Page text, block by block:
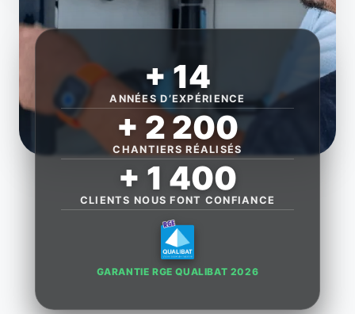
+ 14
ANNÉES D’EXPÉRIENCE
+ 2 200
CHANTIERS RÉALISÉS
+ 1 400
CLIENTS NOUS FONT CONFIANCE
GARANTIE RGE QUALIBAT 2026